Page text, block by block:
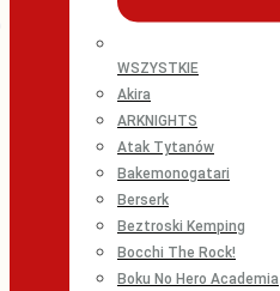
WSZYSTKIE
Akira
ARKNIGHTS
Atak Tytanów
Bakemonogatari
Berserk
Beztroski Kemping
Bocchi The Rock!
Boku No Hero Academia